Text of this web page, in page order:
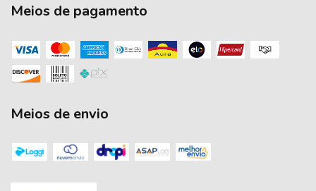
Meios de pagamento
Meios de envio